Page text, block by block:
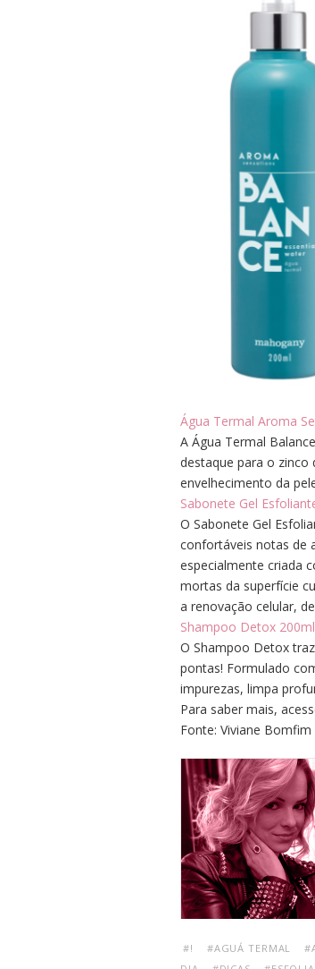
Água Termal Aroma
A Água Termal
destaque para o
envelhecimento da
Sabonete Gel
O Sabonete Gel
confortáveis notas de
especialmente criada
mortas da superfície
a renovação celular,
Shampoo Detox 200ml
O Shampoo Detox
pontas! Formulado
impurezas, limpa
Para saber mais,
Fonte: Viviane Bomfim
#! #AGUÁ TERMAL